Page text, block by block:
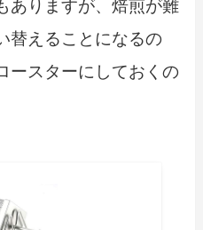
ありますが、焙煎が難
替えることになるの
ースターにしておくの